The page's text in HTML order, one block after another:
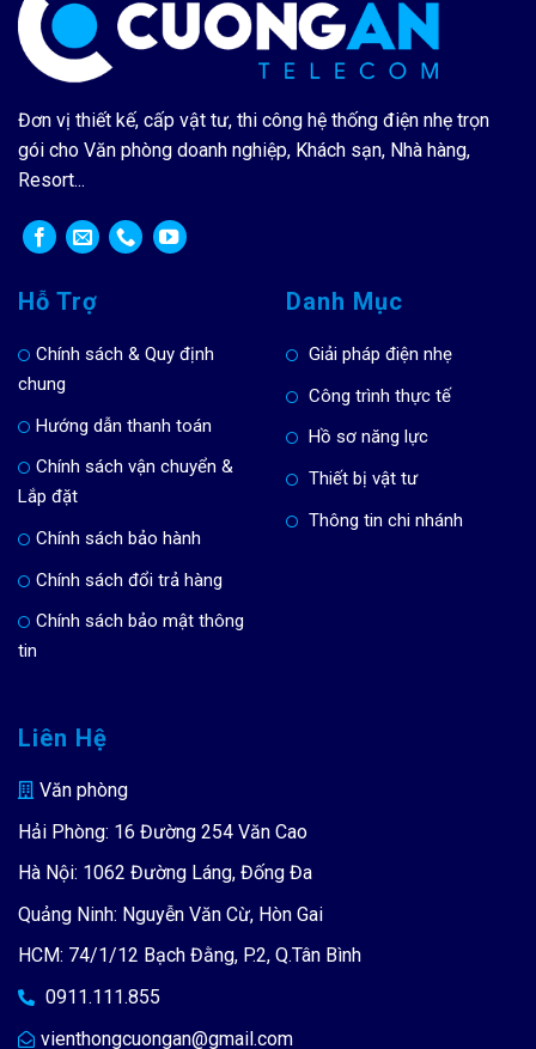
Đơn vị thiết kế, cấp vật tư, thi công hệ thống điện nhẹ trọn
gói cho Văn phòng doanh nghiệp, Khách sạn, Nhà hàng,
Resort...
Hỗ Trợ
Chính sách & Quy định
chung
Hướng dẫn thanh toán
Chính sách vận chuyển &
Lắp đặt
Chính sách bảo hành
Chính sách đổi trả hàng
Chính sách bảo mật thông
tin
Danh Mục
Giải pháp điện nhẹ
Công trình thực tế
Hồ sơ năng lực
Thiết bị vật tư
Thông tin chi nhánh
Liên Hệ
Văn phòng
Hải Phòng: 16 Đường 254 Văn Cao
Hà Nội: 1062 Đường Láng, Đống Đa
Quảng Ninh: Nguyễn Văn Cừ, Hòn Gai
HCM: 74/1/12 Bạch Đằng, P.2, Q.Tân Bình
0911.111.855
vienthongcuongan@gmail.com